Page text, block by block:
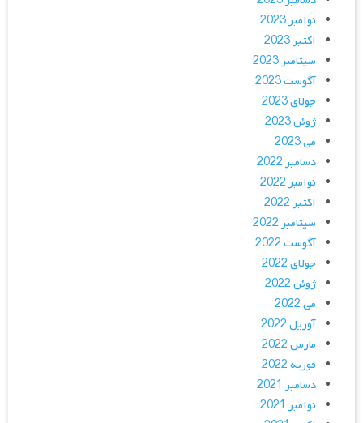
نوامبر 2023
اکتبر 2023
سپتامبر 2023
آگوست 2023
جولای 2023
ژوئن 2023
می 2023
دسامبر 2022
نوامبر 2022
اکتبر 2022
سپتامبر 2022
آگوست 2022
جولای 2022
ژوئن 2022
می 2022
آوریل 2022
مارس 2022
فوریه 2022
دسامبر 2021
نوامبر 2021